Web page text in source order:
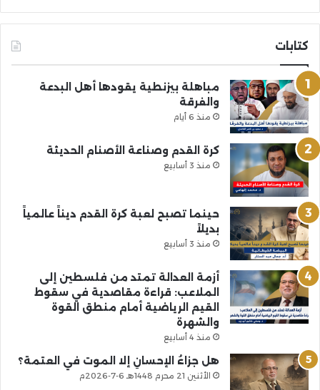
كتابات
مباهلة بيزنطية يقودها أهل البدعة
والفرقة
منذ 6 أيام
كرة القدم وصناعة الأصنام الحديثة
منذ 3 أسابيع
حينما تصبح لعبة كرة القدم ديناً عالمياً
بديلاً
منذ 3 أسابيع
أزمة العدالة تمتد من فلسطين إلى
الملاعب: قراءة مقاصدية في سقوط
القيم الرياضية أمام منطق القوة
والشهرة
منذ 4 أسابيع
هل جزاءُ الإحسانِ إلا الموت في العتمة؟
الأثنين 21 محرم 1448هـ 6-7-2026م